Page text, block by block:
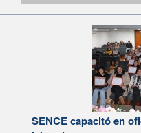
SENCE capacitó en